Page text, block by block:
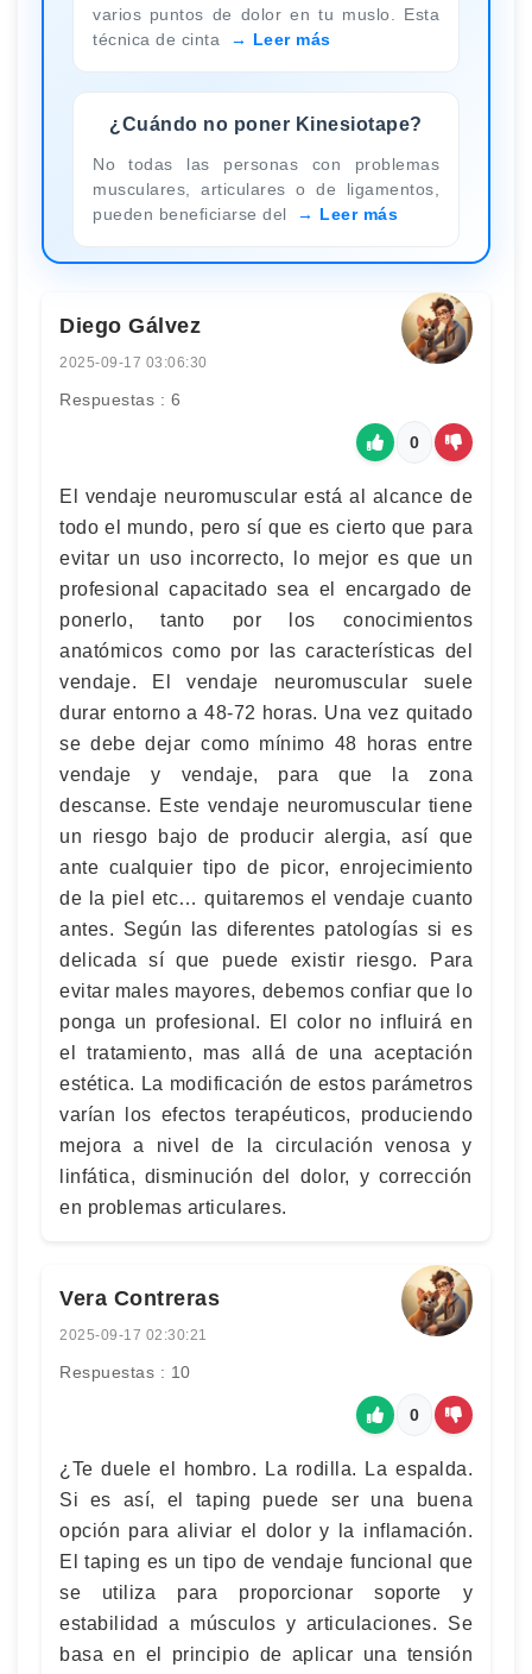
varios puntos de dolor en tu muslo. Esta
técnica de cinta
Leer más
¿Cuándo no poner Kinesiotape?
No todas las personas con problemas
musculares, articulares o de ligamentos,
pueden beneficiarse del
Leer más
Diego Gálvez
2025-09-17 03:06:30
Respuestas : 6
0
El vendaje neuromuscular está al alcance de
todo el mundo, pero sí que es cierto que para
evitar un uso incorrecto, lo mejor es que un
profesional capacitado sea el encargado de
ponerlo, tanto por los conocimientos
anatómicos como por las características del
vendaje. El vendaje neuromuscular suele
durar entorno a 48-72 horas. Una vez quitado
se debe dejar como mínimo 48 horas entre
vendaje y vendaje, para que la zona
descanse. Este vendaje neuromuscular tiene
un riesgo bajo de producir alergia, así que
ante cualquier tipo de picor, enrojecimiento
de la piel etc… quitaremos el vendaje cuanto
antes. Según las diferentes patologías si es
delicada sí que puede existir riesgo. Para
evitar males mayores, debemos confiar que lo
ponga un profesional. El color no influirá en
el tratamiento, mas allá de una aceptación
estética. La modificación de estos parámetros
varían los efectos terapéuticos, produciendo
mejora a nivel de la circulación venosa y
linfática, disminución del dolor, y corrección
en problemas articulares.
Vera Contreras
2025-09-17 02:30:21
Respuestas : 10
0
¿Te duele el hombro. La rodilla. La espalda.
Si es así, el taping puede ser una buena
opción para aliviar el dolor y la inflamación.
El taping es un tipo de vendaje funcional que
se utiliza para proporcionar soporte y
estabilidad a músculos y articulaciones. Se
basa en el principio de aplicar una tensión